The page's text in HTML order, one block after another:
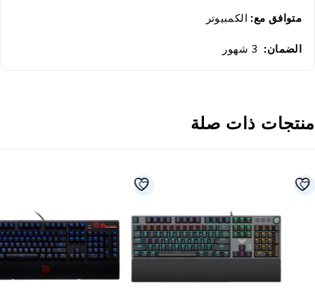
متوافق مع: الكمبيوتر
الضمان: 3 شهور
ذات صلة